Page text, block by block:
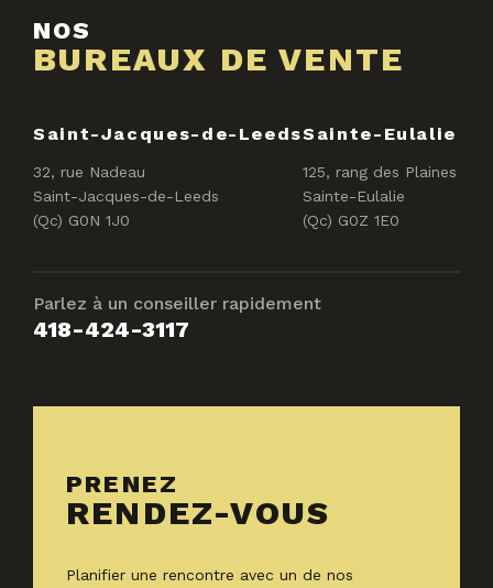
NOS
BUREAUX DE VENTE
Saint-Jacques-de-Leeds
32, rue Nadeau
Saint-Jacques-de-Leeds
(Qc) G0N 1J0
Sainte-Eulalie
125, rang des Plaines
Sainte-Eulalie
(Qc) G0Z 1E0
Parlez à un conseiller rapidement
418-424-3117
PRENEZ
RENDEZ-VOUS
Planifier une rencontre avec un de nos